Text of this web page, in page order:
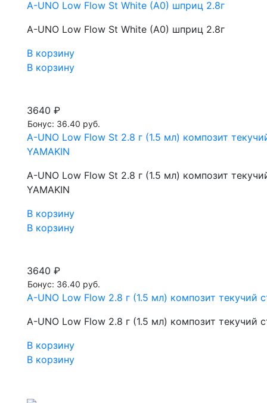
A-UNO Low Flow St White (A0) шприц 2.8г
A-UNO Low Flow St White (A0) шприц 2.8г
В корзину
В корзину
3640 ₽
Бонус: 36.40 руб.
A-UNO Low Flow St 2.8 г (1.5 мл) композит
YAMAKIN
A-UNO Low Flow St 2.8 г (1.5 мл) композит
YAMAKIN
В корзину
В корзину
3640 ₽
Бонус: 36.40 руб.
A-UNO Low Flow 2.8 г (1.5 мл) композит
A-UNO Low Flow 2.8 г (1.5 мл) композит
В корзину
В корзину